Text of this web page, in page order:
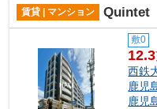
賃貸 | マンション
敷0
12.3
西鉄
鹿児
鹿児